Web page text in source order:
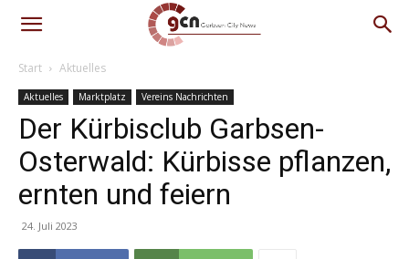
Start Aktuelles
Aktuelles Marktplatz Vereins Nachrichten
Der Kürbisclub Garbsen-
Osterwald: Kürbisse pflanzen,
ernten und feiern
24. Juli 2023